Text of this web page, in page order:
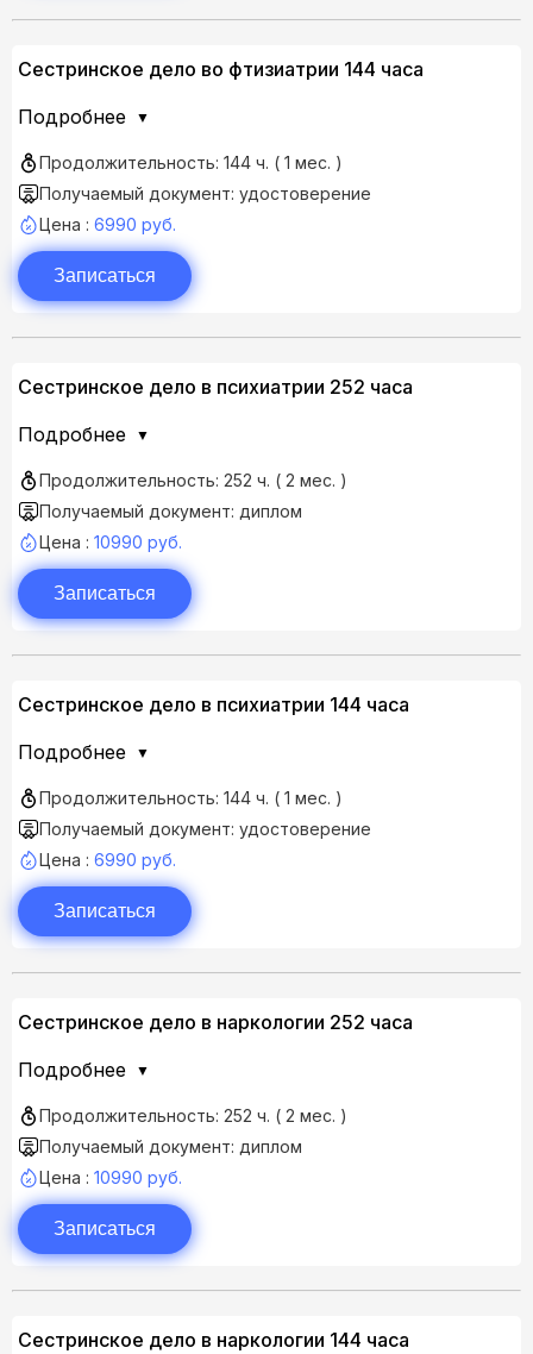
Сестринское дело во фтизиатрии 144 часа
Подробнее
Продолжительность: 144 ч. ( 1 мес. )
Получаемый документ: удостоверение
Цена : 6990 руб.
Записаться
Сестринское дело в психиатрии 252 часа
Подробнее
Продолжительность: 252 ч. ( 2 мес. )
Получаемый документ: диплом
Цена : 10990 руб.
Записаться
Сестринское дело в психиатрии 144 часа
Подробнее
Продолжительность: 144 ч. ( 1 мес. )
Получаемый документ: удостоверение
Цена : 6990 руб.
Записаться
Сестринское дело в наркологии 252 часа
Подробнее
Продолжительность: 252 ч. ( 2 мес. )
Получаемый документ: диплом
Цена : 10990 руб.
Записаться
Сестринское дело в наркологии 144 часа